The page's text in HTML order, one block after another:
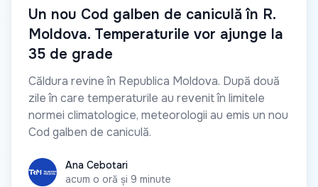
Un nou Cod galben de caniculă în R.
Moldova. Temperaturile vor ajunge la
35 de grade
Căldura revine în Republica Moldova. După două
zile în care temperaturile au revenit în limitele
normei climatologice, meteorologii au emis un nou
Cod galben de caniculă.
Ana CebotariAna Cebotari
acum o oră și 9 minute